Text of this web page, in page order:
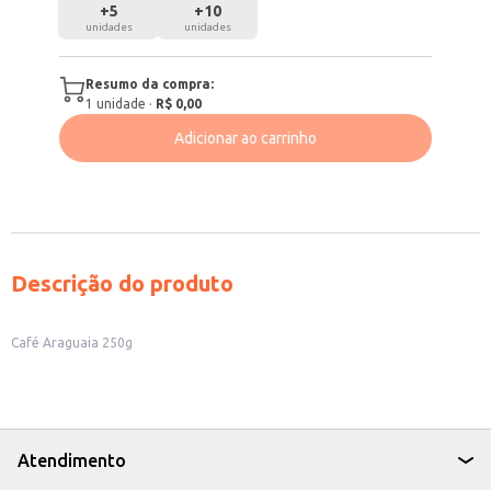
+5
unidades
+10
unidades
Resumo da compra:
1 unidade · R$ 0,00
Adicionar ao carrinho
Descrição do produto
Café Araguaia 250g
Atendimento